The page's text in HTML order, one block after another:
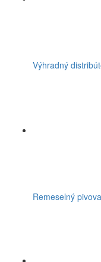
Výhradný
Remeselný